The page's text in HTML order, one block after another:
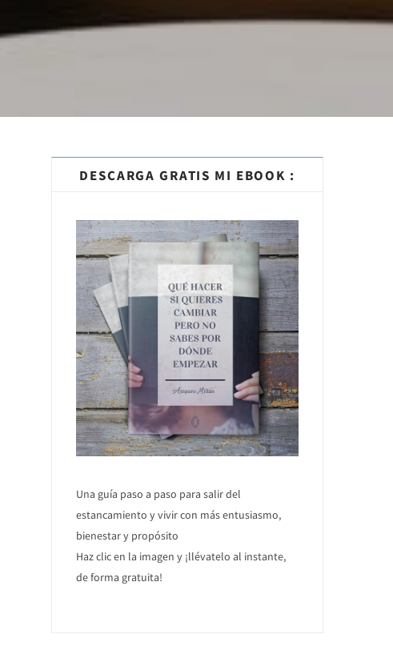
DESCARGA GRATIS MI EBOOK :
Una guía paso a paso para salir del
estancamiento y vivir con más entusiasmo,
bienestar y propósito
Haz clic en la imagen y ¡llévatelo al instante,
de forma gratuita!